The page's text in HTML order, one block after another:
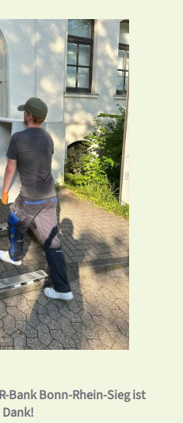
Bank Bonn-Rhein-Sieg ist